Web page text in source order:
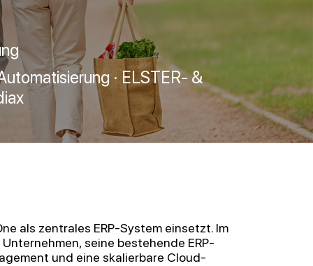
· ELSTER- &
als zentrales ERP-System einsetzt. Im
seine bestehende ERP-
und eine skalierbare Cloud-